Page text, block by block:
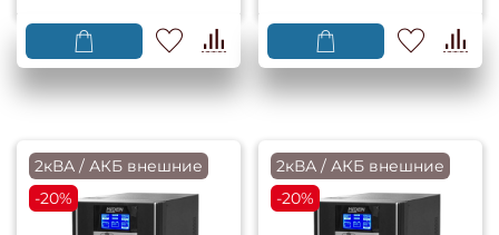
2кВА / АКБ внешние
-20%
2кВА / АКБ внешние
-20%